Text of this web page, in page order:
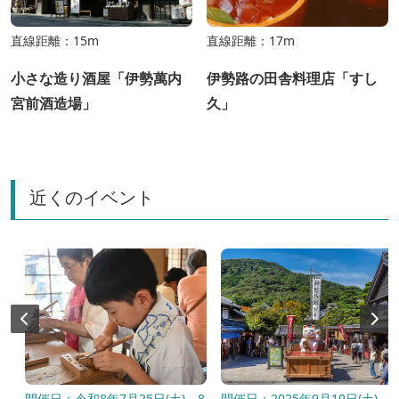
直線距離：15m
小さな造り酒屋「伊勢萬内
宮前酒造場」
直線距離：17m
伊勢路の田舎料理店「すし
久」
近くのイベント